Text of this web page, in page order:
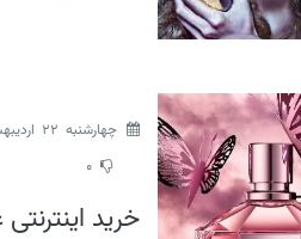
چهارشنبه 22 اردیبهشت 1400
0
خرید